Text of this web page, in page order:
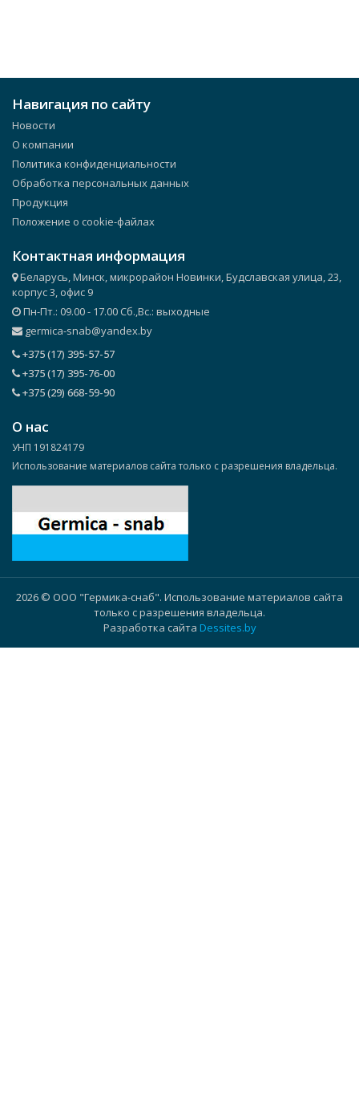
Навигация по сайту
Новости
О компании
Политика конфиденциальности
Обработка персональных данных
Продукция
Положение о cookie-файлах
Контактная информация
Беларусь, Минск, микрорайон Новинки, Будславская улица, 23,
корпус 3, офис 9
Пн-Пт.: 09.00 - 17.00 Сб.,Вс.: выходные
germica-snab@yandex.by
+375 (17) 395-57-57
+375 (17) 395-76-00
+375 (29) 668-59-90
О нас
УНП 191824179
Использование материалов сайта только с разрешения владельца.
2026 © ООО "Гермика-снаб". Использование материалов сайта
только с разрешения владельца.
Разработка сайта Dessites.by